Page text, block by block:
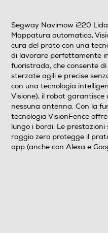
Segway Navimow i220
Mappatura automatica,
cura del prato con una
di lavorare perfettamente
fuoristrada, che consente
sterzate agili e precise
con una tecnologia
Visione), il robot garantisce
nessuna antenna. Con la
tecnologia VisionFence
lungo i bordi. Le
raggio zero protegge il
app (anche con Alexa e